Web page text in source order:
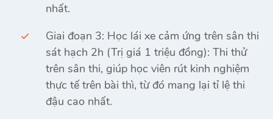
nhất.
Giai đoạn 3: Học lái xe cảm ứng trên sân thi
sát hạch 2h (Trị giá 1 triệu đồng): Thi thử
trên sân thi, giúp học viên rút kinh nghiệm
thực tế trên bài thì, từ đó mang lại tỉ lệ thi
đậu cao nhất.